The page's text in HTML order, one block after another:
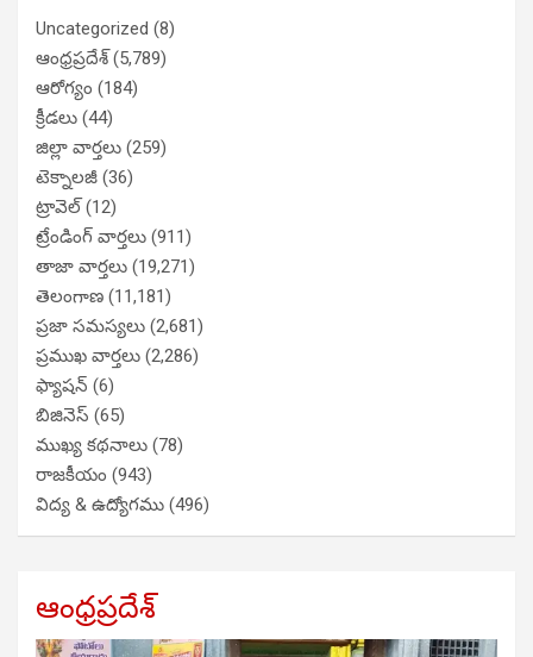
Uncategorized (8)
ఆంధ్రప్రదేశ్(5,789)
ఆరోగ్యం (184)
క్రీడలు (44)
జిల్లా వార్తలు (259)
టెక్నాలజీ (36)
ట్రావెల్(12)
ట్రేండింగ్ వార్తలు (911)
తాజా వార్తలు (19,271)
తెలంగాణ (11,181)
ప్రజా సమస్యలు (2,681)
ప్రముఖ వార్తలు (2,286)
ఫ్యాషన్ (6)
బిజినెస్ (65)
ముఖ్య కథనాలు (78)
రాజకీయం (943)
విద్య & ఉద్యోగము (496)
ఆంధ్రప్రదేశ్